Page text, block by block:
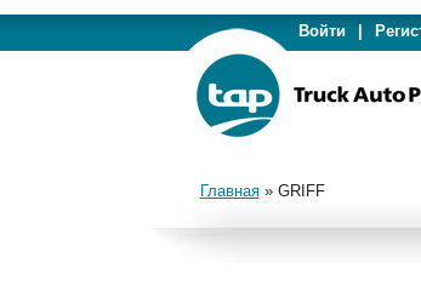
Войти
Главная» GRIFF